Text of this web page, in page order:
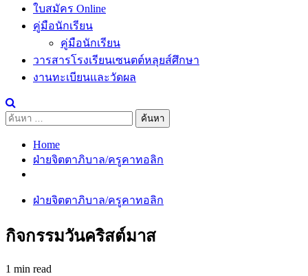
ใบสมัคร Online
คู่มือนักเรียน
คู่มือนักเรียน
วารสารโรงเรียนเซนตต์หลุยส์ศึกษา
งานทะเบียนและวัดผล
ค้นหา
Home
ฝ่ายจิตตาภิบาล/ครูคาทอลิก
ฝ่ายจิตตาภิบาล/ครูคาทอลิก
กิจกรรมวันคริสต์มาส
1 min read